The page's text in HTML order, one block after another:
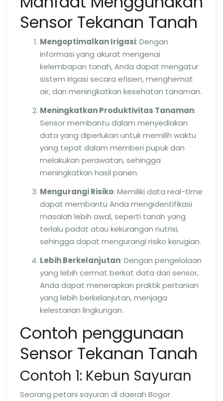
Sensor Tekanan Tanah
Mengoptimalkan Irigasi: Dengan
informasi yang akurat mengenai
kelembapan tanah, Anda dapat mengatur
sistem irigasi secara efisien, menghemat
air, dan meningkatkan kesehatan tanaman.
Meningkatkan Produktivitas Tanaman:
Sensor membantu dalam menyediakan
data yang diperlukan untuk memilih waktu
yang tepat dalam memberi pupuk dan
melakukan perawatan, sehingga
meningkatkan hasil panen.
Mengurangi Risiko: Memiliki data real-time
dapat membantu Anda mengidentifikasi
masalah lebih awal, seperti tanah yang
terlalu padat atau kekurangan nutrisi,
sehingga dapat mengurangi risiko kerugian.
Lebih Berkelanjutan: Dengan pengelolaan
yang lebih cermat berkat data dari sensor,
Anda dapat menerapkan praktik pertanian
yang lebih berkelanjutan, menjaga
kelestarian lingkungan.
Contoh penggunaan
Sensor Tekanan Tanah
Contoh 1: Kebun Sayuran
Seorang petani sayuran di daerah Bogor